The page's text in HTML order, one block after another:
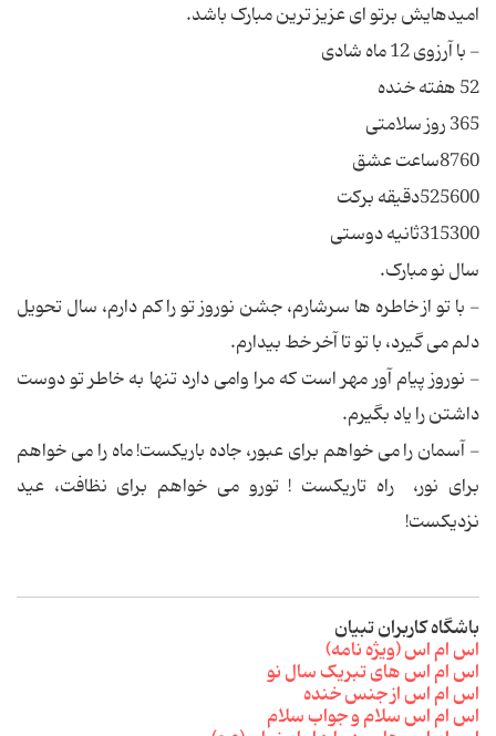
امیدهایش برتو ای عزیز ترین مبارک باشد.
- با آرزوی 12 ماه شادی
52 هفته خنده
365 روز سلامتی
8760ساعت عشق
525600دقیقه برکت
315300ثانیه دوستی
سال نو مبارک.
- با تو از خاطره ها سرشارم، جشن نوروز تو را کم دارم، سال تحویل
دلم می گیرد، با تو تا آخر خط بیدارم.
- نوروز پیام آور مهر است که مرا وامی دارد تنها به خاطر تو دوست
داشتن را یاد بگیرم.
- آسمان را می خواهم برای عبور، جاده باریکست! ماه را می خواهم
برای نور، راه تاریکست ! تورو می خواهم برای نظافت، عید
نزدیکست!
باشگاه کاربران تبیان
اس ام اس (ویژه نامه)
اس ام اس های تبریک سال نو
اس ام اس از جنس خنده
اس ام اس سلام و جواب سلام